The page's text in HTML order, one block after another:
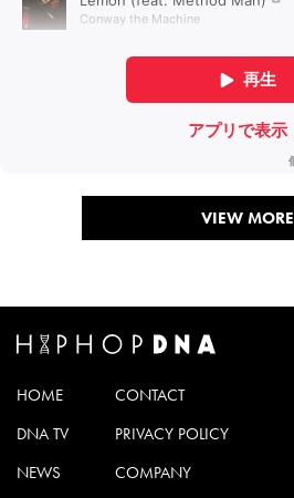
VIEW MORE
HOME
DNA TV
NEWS
CONTACT
PRIVACY POLICY
COMPANY